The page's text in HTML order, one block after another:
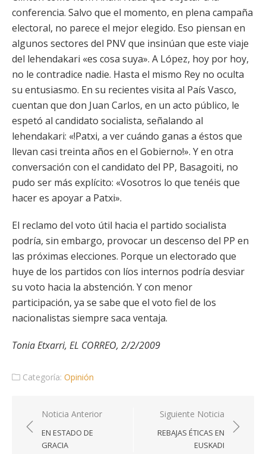
conferencia. Salvo que el momento, en plena campaña
electoral, no parece el mejor elegido. Eso piensan en
algunos sectores del PNV que insinúan que este viaje
del lehendakari «es cosa suya». A López, hoy por hoy,
no le contradice nadie. Hasta el mismo Rey no oculta
su entusiasmo. En su recientes visita al País Vasco,
cuentan que don Juan Carlos, en un acto público, le
espetó al candidato socialista, señalando al
lehendakari: «!Patxi, a ver cuándo ganas a éstos que
llevan casi treinta años en el Gobierno!». Y en otra
conversación con el candidato del PP, Basagoiti, no
pudo ser más explícito: «Vosotros lo que tenéis que
hacer es apoyar a Patxi».
El reclamo del voto útil hacia el partido socialista
podría, sin embargo, provocar un descenso del PP en
las próximas elecciones. Porque un electorado que
huye de los partidos con líos internos podría desviar
su voto hacia la abstención. Y con menor
participación, ya se sabe que el voto fiel de los
nacionalistas siempre saca ventaja.
Tonia Etxarri, EL CORREO, 2/2/2009
Categoría: Opinión
Navegación
de
entradas
Noticia Anterior
EN ESTADO DE
GRACIA
Siguiente Noticia
REBAJAS ÉTICAS EN
EUSKADI